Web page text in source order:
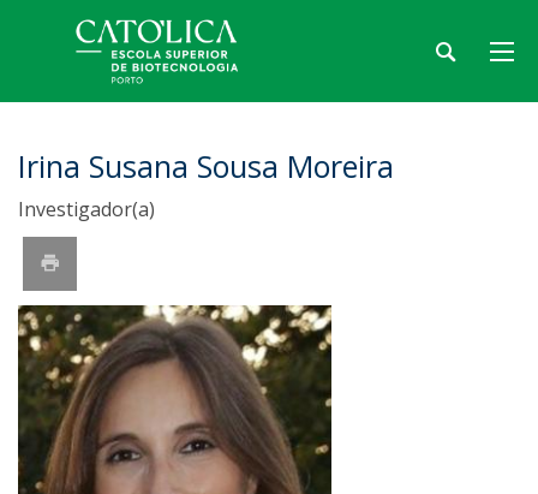
Irina Susana Sousa Moreira
Investigador(a)